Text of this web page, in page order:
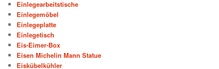
Einlegearbeitstische
Einlegemöbel
Einlegeplatte
Einlegetisch
Eis-Eimer-Box
Eisen Michelin Mann Statue
Eiskübelkühler